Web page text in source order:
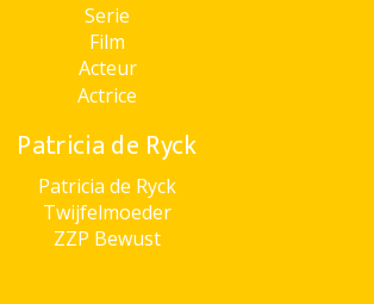
Serie
Film
Acteur
Actrice
Patricia de Ryck
Patricia de Ryck
Twijfelmoeder
ZZP Bewust